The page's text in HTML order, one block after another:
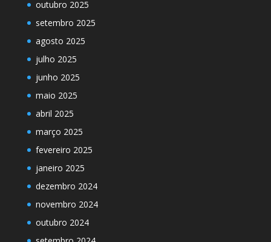
outubro 2025
setembro 2025
agosto 2025
julho 2025
junho 2025
maio 2025
abril 2025
março 2025
fevereiro 2025
janeiro 2025
dezembro 2024
novembro 2024
outubro 2024